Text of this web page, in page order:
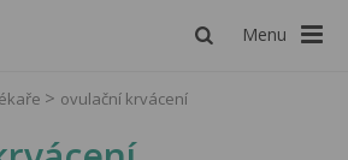
Menu
ovulační krvácení